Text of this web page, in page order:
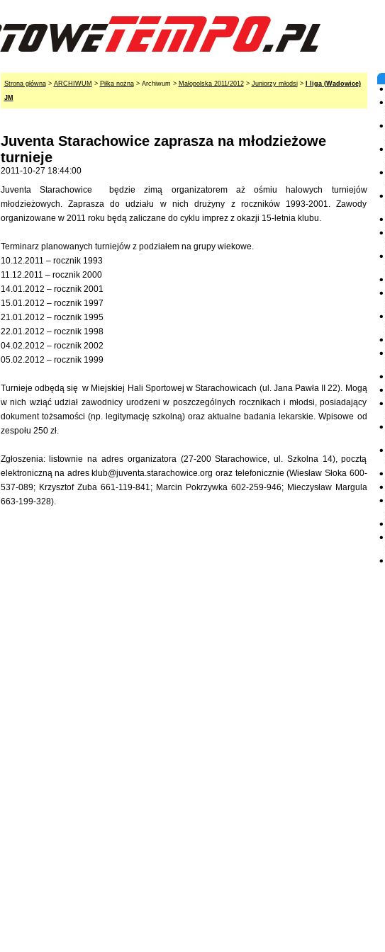
Strona główna> ARCHIWUM > Piłka nożna> Archiwum > Małopolska 2011/2012> Juniorzy młodsi>
I liga (Wadowice)
JM
Juventa Starachowice zaprasza na młodzieżowe
turnieje
2011-10-27 18:44:00
Juventa Starachowice będzie zimą organizatorem aż ośmiu halowych turniejów
młodzieżowych. Zaprasza do udziału w nich drużyny z roczników 1993-2001. Zawody
organizowane w 2011 roku będą zaliczane do cyklu imprez z okazji 15-letnia klubu.
Terminarz planowanych turniejów z podziałem na grupy wiekowe.
10.12.2011 – rocznik 1993
11.12.2011 – rocznik 2000
14.01.2012 – rocznik 2001
15.01.2012 – rocznik 1997
21.01.2012 – rocznik 1995
22.01.2012 – rocznik 1998
04.02.2012 – rocznik 2002
05.02.2012 – rocznik 1999
Turnieje odbędą się w Miejskiej Hali Sportowej w Starachowicach (ul. Jana Pawła II 22). Mogą
w nich wziąć udział zawodnicy urodzeni w poszczególnych rocznikach i młodsi, posiadający
dokument tożsamości (np. legitymację szkolną) oraz aktualne badania lekarskie. Wpisowe od
zespołu 250 zł.
Zgłoszenia: listownie na adres organizatora (27-200 Starachowice, ul. Szkolna 14), pocztą
elektroniczną na adres klub@juventa.starachowice.org oraz telefonicznie (Wiesław Słoka 600-
537-089; Krzysztof Zuba 661-119-841; Marcin Pokrzywka 602-259-946; Mieczysław Margula
663-199-328).